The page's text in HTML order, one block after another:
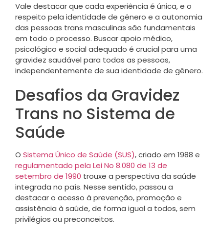
Vale destacar que cada experiência é única, e o
respeito pela identidade de gênero e a autonomia
das pessoas trans masculinas são fundamentais
em todo o processo. Buscar apoio médico,
psicológico e social adequado é crucial para uma
gravidez saudável para todas as pessoas,
independentemente de sua identidade de gênero.
Desafios da Gravidez
Trans no Sistema de
Saúde
O Sistema Único de Saúde (SUS), criado em 1988 e
regulamentado pela Lei No 8.080 de 13 de
setembro de 1990 trouxe a perspectiva da saúde
integrada no país. Nesse sentido, passou a
destacar o acesso à prevenção, promoção e
assistência à saúde, de forma igual a todos, sem
privilégios ou preconceitos.